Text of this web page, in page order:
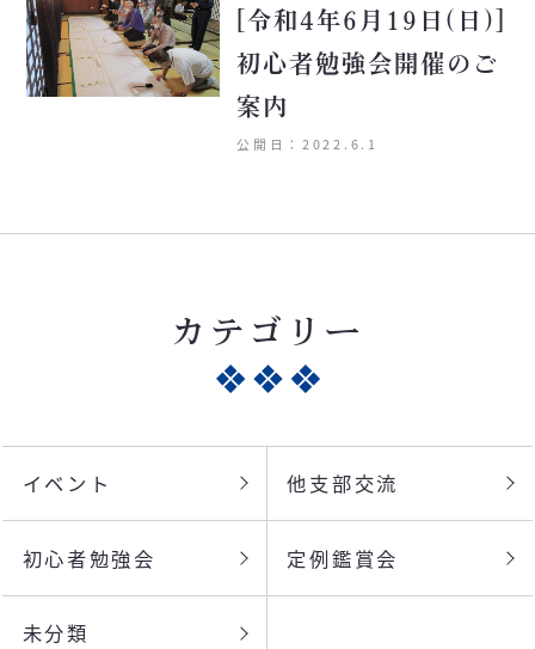
[令和4年6月19日(日)]
初心者勉強会開催のご
案内
公開日：2022.6.1
カテゴリー
イベント 他支部交流
初心者勉強会 定例鑑賞会
未分類